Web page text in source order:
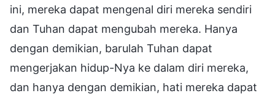
ini, mereka dapat mengenal diri mereka sendiri
dan Tuhan dapat mengubah mereka. Hanya
dengan demikian, barulah Tuhan dapat
mengerjakan hidup-Nya ke dalam diri mereka,
dan hanya dengan demikian, hati mereka dapat